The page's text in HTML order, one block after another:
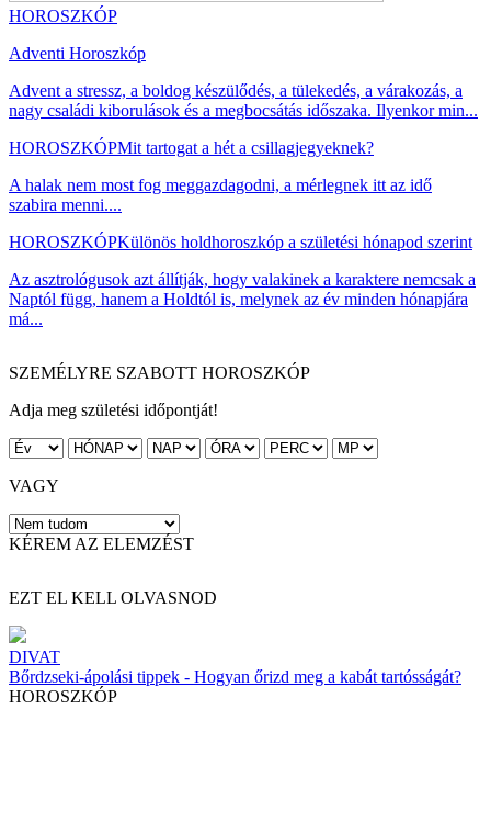
HOROSZKÓP
Adventi Horoszkóp
Advent a stressz, a boldog készülődés, a tülekedés, a várakozás, a
nagy családi kiborulások és a megbocsátás időszaka. Ilyenkor min...
HOROSZKÓPMit tartogat a hét a csillagjegyeknek?
A halak nem most fog meggazdagodni, a mérlegnek itt az idő
szabira menni....
HOROSZKÓPKülönös holdhoroszkóp a születési hónapod szerint
Az asztrológusok azt állítják, hogy valakinek a karaktere nemcsak a
Naptól függ, hanem a Holdtól is, melynek az év minden hónapjára
má...
SZEMÉLYRE SZABOTT HOROSZKÓP
Adja meg születési időpontját!
VAGY
KÉREM AZ ELEMZÉST
EZT EL KELL OLVASNOD
DIVAT
Bőrdzseki-ápolási tippek - Hogyan őrizd meg a kabát tartósságát?
HOROSZKÓP